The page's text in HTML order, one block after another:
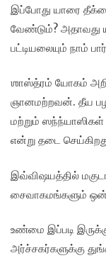
இப்போது யாரை
வேண்டும்? அதாவது
பட்டியலையும் நாம்
ஶாஸ்த்ரம் யோகம்
ஞானமற்றவன். தீய
மற்றும் ஸந்ந்யாஸிகள்
என்று தடை
இவ்விஷயத்தில்
சைவாகமங்களும்
உண்மை இப்படி
அர்ச்சகர்களுக்கு